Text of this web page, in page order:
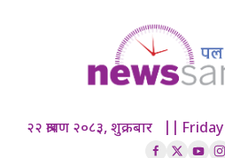
२२ श्रावण २०८३, शुक्रबार ||